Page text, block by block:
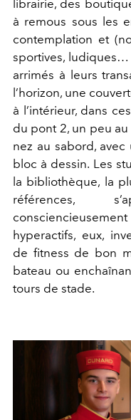
librairie, des
à remous sous les
contemplation et
sportives, ludiques…
arrimés à leurs
l’horizon, une
à l’intérieur, dans
du pont 2, un peu
nez au sabord,
bloc à dessin. Les
la bibliothèque, la
références,
hyperactifs, eux,
de fitness de bon
bateau ou
tours de stade.